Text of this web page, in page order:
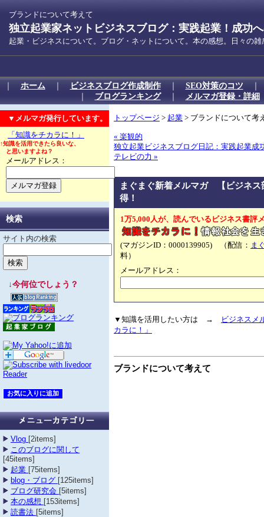
ブランドについて考えて
独立起業家ネットビジネスブログ：実践起業！成功
起業・ビジネスについて。ブログ・ネットについて。本の感想。日々の
｜ ホーム ｜ ビジネスブログ作成制作｜ SEO対策のコツ
｜ ブログランキング｜ メルマガ登録・詳細
トップページ > 起業 > ブランドについて考
« 楽観的
独立起業ビジネスブログ日記：実践起業成
テレビの力 »
まぐまぐ新着メルマガ 【ビジネ
得！
1万5,000人が、読んでいるビジネス書評
(マガジンID：0000139905) （配信： ま
料）
メールアドレス：
▼知識を活用したい方は →
ビジネスメ
カラに！」
ブランドについて考えて
▼メルマガ発行しています。
「知識をチカラに！」
↑知識を活用できたら良いな、
と思いますよね？
メールアドレス：
検索
サイト内の検索
↓今何位でしょう？
Vlog [2items]
このブログに関して
[45items]
起業 [75items]
blog・ブログ [125items]
ブログ研究会 [5items]
本の感想 [153items]
読書法 [5items]